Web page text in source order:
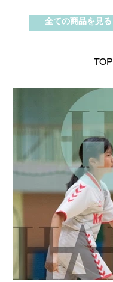
全ての商品を見る
TOP